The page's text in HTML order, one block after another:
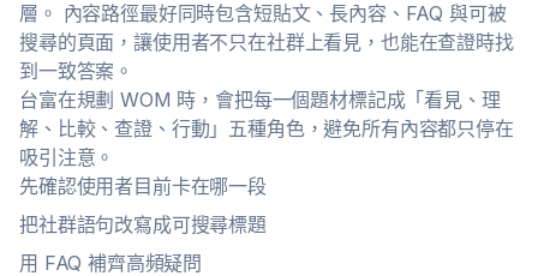
層。 內容路徑最好同時包含短貼文、長內容、FAQ 與可被
搜尋的頁面，讓使用者不只在社群上看見，也能在查證時找
到一致答案。
台富在規劃 WOM 時，會把每一個題材標記成「看見、理
解、比較、查證、行動」五種角色，避免所有內容都只停在
吸引注意。
先確認使用者目前卡在哪一段
把社群語句改寫成可搜尋標題
用 FAQ 補齊高頻疑問